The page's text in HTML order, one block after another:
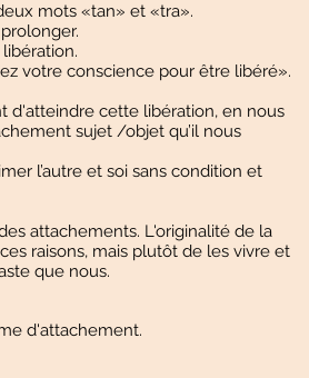
mots «tan» et «tra».
votre conscience pour être libéré».
d'atteindre cette libération, en nous
sujet /objet qu’il nous
l’autre et soi sans condition et
attachements. L'originalité de la
raisons, mais plutôt de les vivre et
que nous.
d'attachement.